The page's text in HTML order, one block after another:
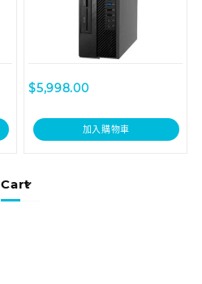
Cart
$5,998.00
加入購物車